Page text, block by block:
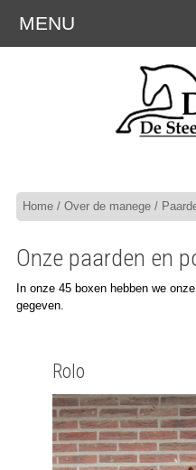
MENU
Home/ Over de manege/
Onze paarden en
In onze 45 boxen hebben we
gegeven.
Rolo